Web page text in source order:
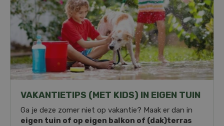
VAKANTIETIPS (MET KIDS) IN EIGEN TUIN
Ga je deze zomer niet op vakantie? Maak er dan in
eigen tuin of op eigen balkon of (dak)terras